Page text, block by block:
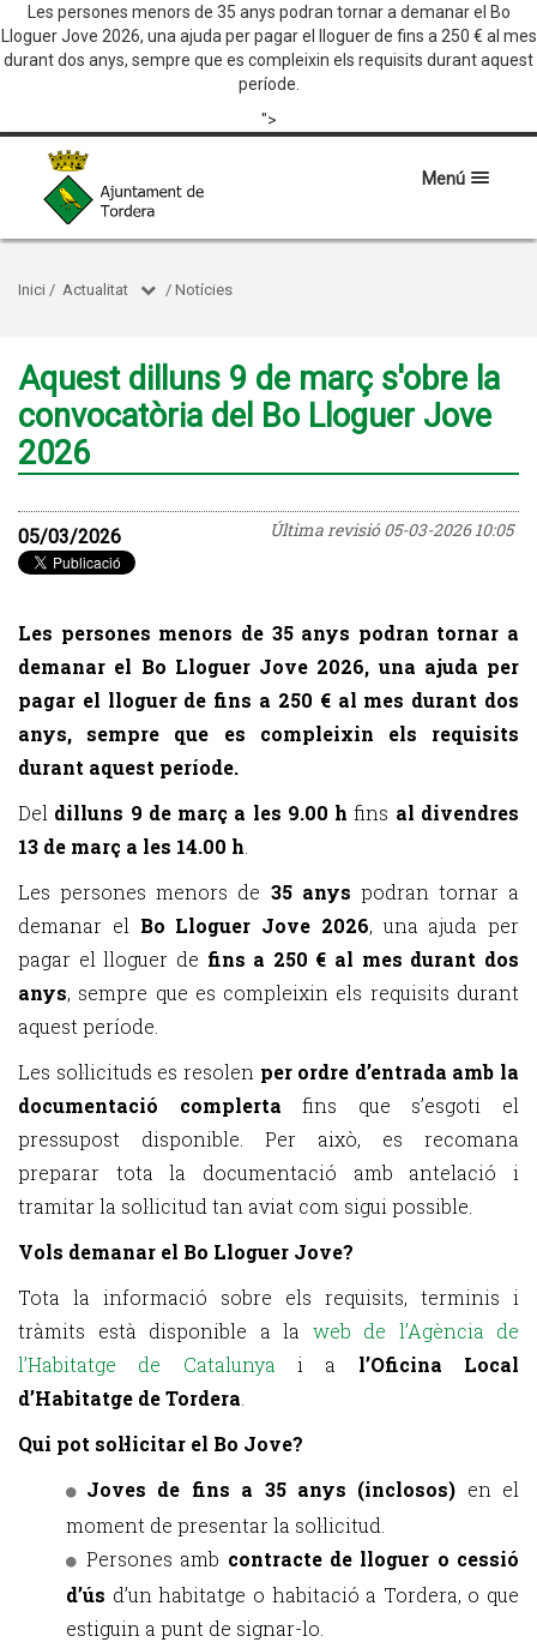
Les persones menors de 35 anys podran tornar a demanar el Bo
Lloguer Jove 2026, una ajuda per pagar el lloguer de fins a 250 € al mes
durant dos anys, sempre que es compleixin els requisits durant aquest
període.
">
Menú
Inici / Actualitat / Notícies
Aquest dilluns 9 de març s'obre la
convocatòria del Bo Lloguer Jove
2026
Última revisió05-03-2026 10:05
05/03/2026
Les persones menors de 35 anys podran tornar a
demanar el Bo Lloguer Jove 2026, una ajuda per
pagar el lloguer de fins a 250 € al mes durant dos
anys, sempre que es compleixin els requisits
durant aquest període.
Del dilluns 9 de març a les 9.00 h fins al divendres
13 de març a les 14.00 h
Les persones menors de 35 anys podran tornar a
demanar el Bo Lloguer Jove 2026, una ajuda per
pagar el lloguer de fins a 250 € al mes durant dos
anys, sempre que es compleixin els requisits durant
aquest període.
Les sol·licituds es resolen per ordre d’entrada amb la
documentació complerta fins que s’esgoti el
pressupost disponible. Per això, es recomana
preparar tota la documentació amb antelació i
tramitar la sol·licitud tan aviat com sigui possible.
Vols demanar el Bo Lloguer Jove?
Tota la informació sobre els requisits, terminis i
tràmits està disponible a la web de l’Agència de
l’Habitatge de Catalunya i a l’Oficina Local
d’Habitatge de Tordera
Qui pot sol·licitar el Bo Jove?
Joves de fins a 35 anys (inclosos) en el
moment de presentar la sol·licitud.
Persones amb contracte de lloguer o cessió
d’ús d’un habitatge o habitació a Tordera, o que
estiguin a punt de signar-lo.